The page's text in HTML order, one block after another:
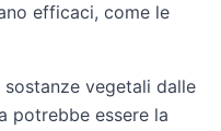
efficaci, come le
sostanze vegetali dalle
potrebbe essere la